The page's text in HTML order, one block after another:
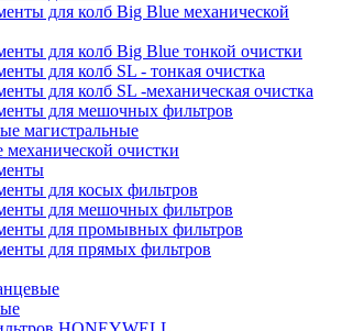
для колб Big Blue механической
для колб Big Blue тонкой очистки
для колб SL - тонкая очистка
для колб SL -механическая очистка
для мешочных фильтров
магистральные
очистки
для косых фильтров
для мешочных фильтров
для промывных фильтров
для прямых фильтров